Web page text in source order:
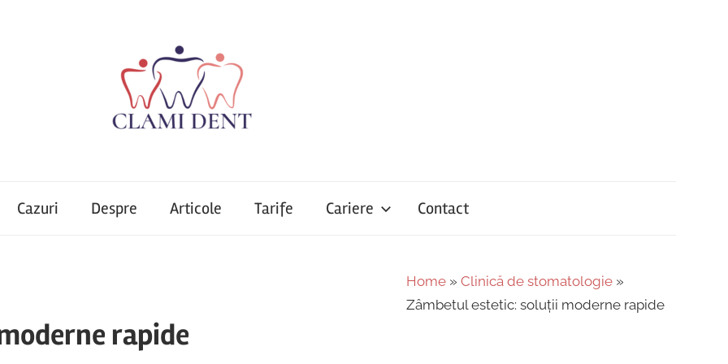
Cazuri Despre Articole Tarife Cariere Contact
rapide
Home » Clinică de stomatologie »
Zâmbetul estetic: soluții moderne rapide